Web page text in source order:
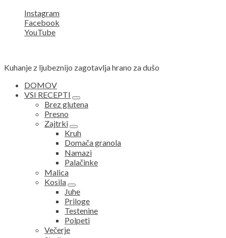
Instagram
Facebook
YouTube
Kuhanje z ljubeznijo zagotavlja hrano za dušo
DOMOV
VSI RECEPTI
expand
child
Brez glutena
Presno
Zajtrki
expand
child
menu
Kruh
Domača granola
Namazi
Palačinke
Malica
Kosila
expand
child
menu
Juhe
Priloge
Testenine
Polpeti
Večerje